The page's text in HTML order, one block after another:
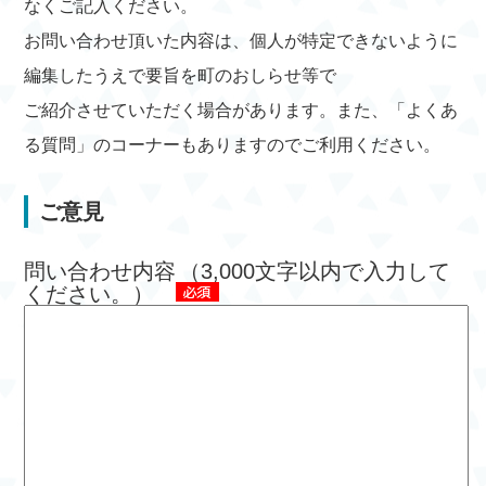
なくご記入ください。
お問い合わせ頂いた内容は、個人が特定できないように
編集したうえで要旨を町のおしらせ等で
ご紹介させていただく場合があります。また、「よくあ
る質問」のコーナーもありますのでご利用ください。
ご意見
問い合わせ内容
（3,000文字以内で入力して
ください。）